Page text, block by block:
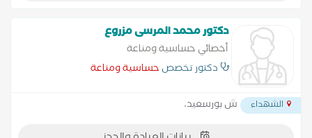
دكتور محمد المرسى مزروع
أخصائي حساسية ومناعة
دكتور تخصص حساسية ومناعة
الشهداء ش بورسعيد،